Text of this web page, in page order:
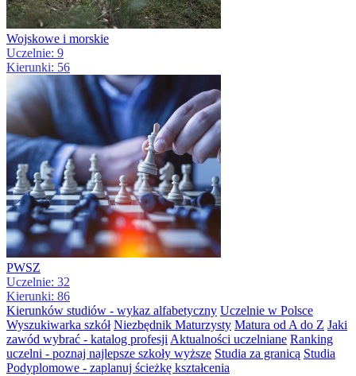
Wojskowe i morskie
Uczelnie: 9
Kierunki: 56
PWSZ
Uczelnie: 32
Kierunki: 86
Kierunków studiów - wykaz alfabetyczny Uczelnie w Polsce
Wyszukiwarka szkół Niezbędnik Maturzysty Matura od A do Z Jaki
zawód wybrać - katalog profesji Aktualności uczelniane Ranking
uczelni - poznaj najlepsze szkoły wyższe Studia za granicą Studia
Podyplomowe - zaplanuj ścieżkę kształcenia